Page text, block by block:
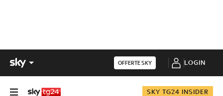
OFFERTE SKY LOGIN
SKY TG24 INSIDER